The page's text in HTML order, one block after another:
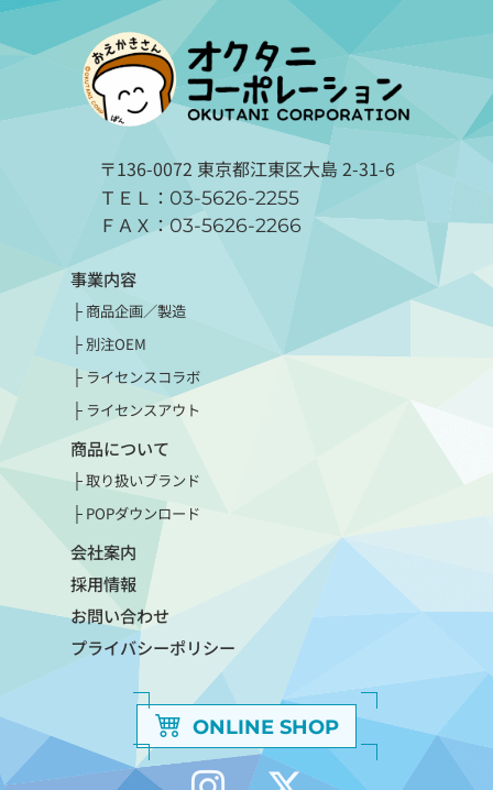
〒136-0072 東京都江東区大島 2-31-6
ＴＥＬ： 03-5626-2255
ＦＡＸ： 03-5626-2266
事業内容
商品企画／製造
別注OEM
ライセンスコラボ
ライセンスアウト
商品について
取り扱いブランド
POPダウンロード
会社案内
採用情報
お問い合わせ
プライバシーポリシー
ONLINE SHOP